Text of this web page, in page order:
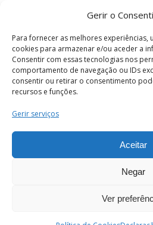
Gerir o
Para fornecer as melhores experiências,
cookies para armazenar e/ou aceder a
Consentir com essas tecnologias nos
comportamento de navegação ou IDs
consentir ou retirar o consentimento
recursos e funções.
Gerir serviços
Aceitar
Negar
Ver
Termos e Condições
os direitos reservados.